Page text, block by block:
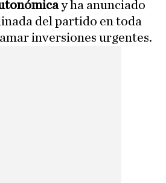
y ha anunciado
del partido en toda
inversiones urgentes.